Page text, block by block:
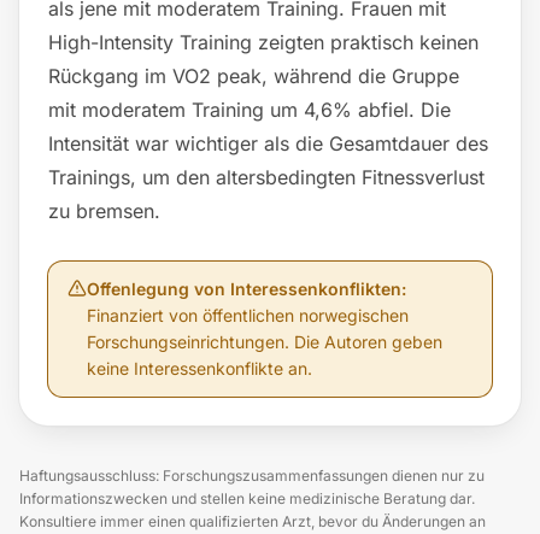
als jene mit moderatem Training. Frauen mit
High-Intensity Training zeigten praktisch keinen
Rückgang im VO2 peak, während die Gruppe
mit moderatem Training um 4,6% abfiel. Die
Intensität war wichtiger als die Gesamtdauer des
Trainings, um den altersbedingten Fitnessverlust
zu bremsen.
Offenlegung von Interessenkonflikten:
Finanziert von öffentlichen norwegischen
Forschungseinrichtungen. Die Autoren geben
keine Interessenkonflikte an.
Haftungsausschluss: Forschungszusammenfassungen dienen nur zu
Informationszwecken und stellen keine medizinische Beratung dar.
Konsultiere immer einen qualifizierten Arzt, bevor du Änderungen an